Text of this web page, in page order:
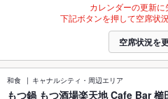
カレンダーの更新に
下記ボタンを押して空席状
空席状況を
和食 キャナルシティ・周辺エリア
もつ鍋 もつ酒場楽天地 Cafe Bar 櫛